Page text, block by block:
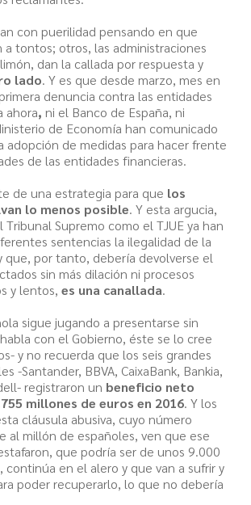
con puerilidad pensando en que
tontos; otros, las administraciones
dan la callada por respuesta y
lado. Y es que desde marzo, mes en
denuncia contra las entidades
ahora, ni el Banco de España, ni
de Economía han comunicado
adopción de medidas para hacer frente
de las entidades financieras.
de una estrategia para que los
lo menos posible. Y esta argucia,
Supremo como el TJUE ya han
sentencias la ilegalidad de la
que, por tanto, debería devolverse el
sin más dilación ni procesos
y lentos, es una canallada.
sigue jugando a presentarse sin
con el Gobierno, éste se lo cree
y no recuerda que los seis grandes
-Santander, BBVA, CaixaBank, Bankia,
registraron un beneficio neto
millones de euros en 2016. Y los
cláusula abusiva, cuyo número
al millón de españoles, ven que ese
que podría ser de unos 9.000
continúa en el alero y que van a sufrir y
poder recuperarlo, lo que no debería